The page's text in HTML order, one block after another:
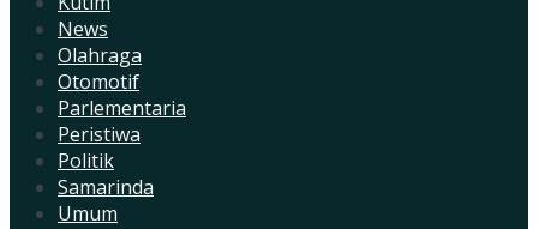
News
Olahraga
Otomotif
Parlementaria
Peristiwa
Politik
Samarinda
Umum